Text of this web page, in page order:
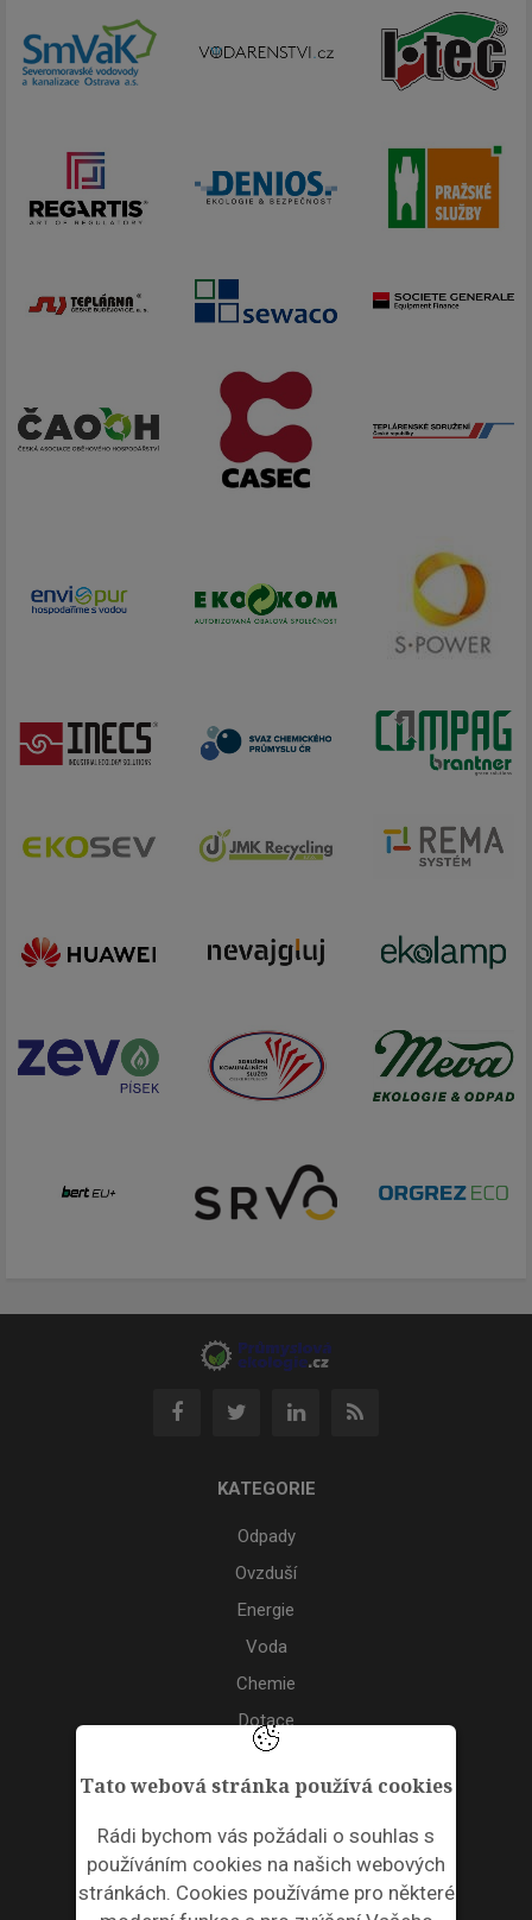
Tato webová stránka používá cookies
Rádi bychom vás požádali o souhlas s
používáním cookies na našich webových
stránkách. Cookies používáme pro některé
KATEGORIE
Odpady
Ovzduší
Energie
Voda
Chemie
Dotace
Akce
ODPADNÍ PLASTY